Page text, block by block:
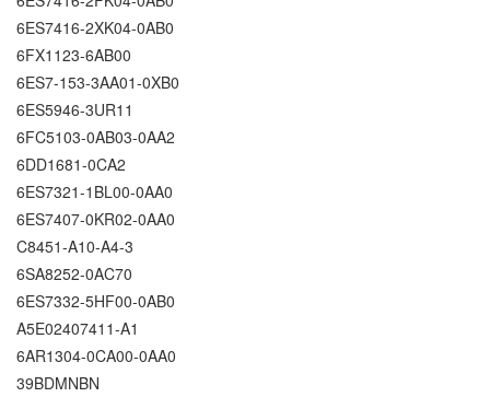
6ES7416-2XK04-0AB0
6FX1123-6AB00
6ES7-153-3AA01-0XB0
6ES5946-3UR11
6FC5103-0AB03-0AA2
6DD1681-0CA2
6ES7321-1BL00-0AA0
6ES7407-0KR02-0AA0
C8451-A10-A4-3
6SA8252-0AC70
6ES7332-5HF00-0AB0
A5E02407411-A1
6AR1304-0CA00-0AA0
39BDMNBN